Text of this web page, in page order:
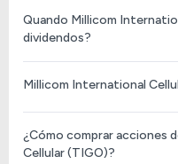
Quando Millicom
dividendos?
Millicom International
¿Cómo comprar acciones
Cellular (TIGO)?